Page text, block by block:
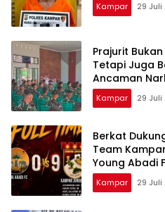
Kampar 29 Juli
Prajurit
Tetapi Juga
Ancaman
Kampar 29 Juli
Berkat
Team
Young Abadi
Kampar 29 Juli